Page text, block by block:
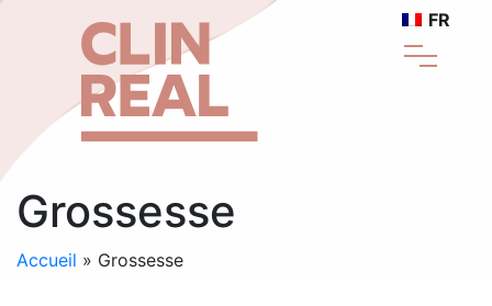
FR
Grossesse
Accueil » Grossesse